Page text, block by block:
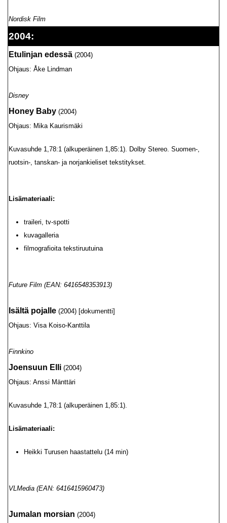
Nordisk Film
2004:
Etulinjan edessä (2004)
Ohjaus: Åke Lindman
Disney
Honey Baby (2004)
Ohjaus: Mika Kaurismäki
Kuvasuhde 1,78:1 (alkuperäinen 1,85:1). Dolby Stereo. Suomen-,
ruotsin-, tanskan- ja norjankieliset tekstitykset.
Lisämateriaali:
traileri, tv-spotti
kuvagalleria
filmografioita tekstiruutuina
Future Film (EAN: 6416548353913)
Isältä pojalle (2004) [dokumentti]
Ohjaus: Visa Koiso-Kanttila
Finnkino
Joensuun Elli (2004)
Ohjaus: Anssi Mänttäri
Kuvasuhde 1,78:1 (alkuperäinen 1,85:1).
Lisämateriaali:
Heikki Turusen haastattelu (14 min)
VLMedia (EAN: 6416415960473)
Jumalan morsian (2004)